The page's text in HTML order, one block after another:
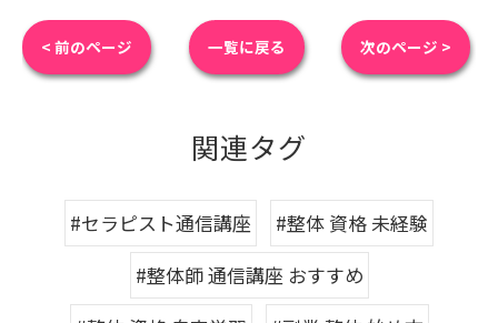
< 前のページ 一覧に戻る 次のページ >
関連タグ
#セラピスト通信講座
#整体 資格 未経験
#整体師 通信講座 おすすめ